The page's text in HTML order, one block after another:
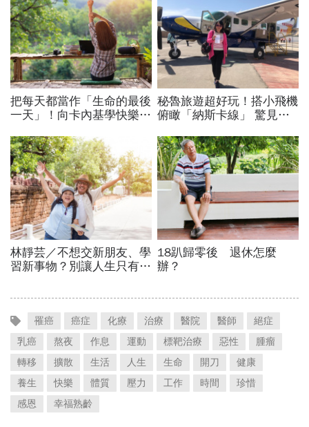
罹癌 癌症 化療 治療 醫院 醫師
絕症
乳癌
熬夜 作息 運動 標靶治療 惡性
腫瘤
轉移
擴散 生活 人生 生命 開刀
健康
養生
快樂 體質 壓力 工作 時間
珍惜
感恩
幸福熟齡